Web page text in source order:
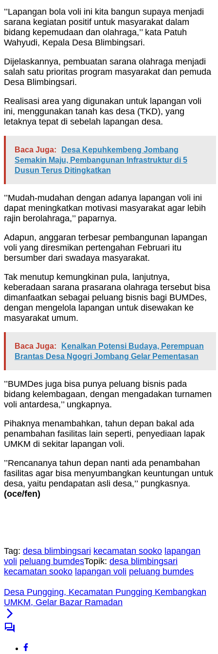
’’Lapangan bola voli ini kita bangun supaya menjadi
sarana kegiatan positif untuk masyarakat dalam
bidang kepemudaan dan olahraga,’’ kata Patuh
Wahyudi, Kepala Desa Blimbingsari.
Dijelaskannya, pembuatan sarana olahraga menjadi
salah satu prioritas program masyarakat dan pemuda
Desa Blimbingsari.
Realisasi area yang digunakan untuk lapangan voli
ini, menggunakan tanah kas desa (TKD), yang
letaknya tepat di sebelah lapangan desa.
Baca Juga:
Desa Kepuhkembeng Jombang
Semakin Maju, Pembangunan Infrastruktur di 5
Dusun Terus Ditingkatkan
’’Mudah-mudahan dengan adanya lapangan voli ini
dapat meningkatkan motivasi masyarakat agar lebih
rajin berolahraga,’’ paparnya.
Adapun, anggaran terbesar pembangunan lapangan
voli yang diresmikan pertengahan Februari itu
bersumber dari swadaya masyarakat.
Tak menutup kemungkinan pula, lanjutnya,
keberadaan sarana prasarana olahraga tersebut bisa
dimanfaatkan sebagai peluang bisnis bagi BUMDes,
dengan mengelola lapangan untuk disewakan ke
masyarakat umum.
Baca Juga:
Kenalkan Potensi Budaya, Perempuan
Brantas Desa Ngogri Jombang Gelar Pementasan
’’BUMDes juga bisa punya peluang bisnis pada
bidang kelembagaan, dengan mengadakan turnamen
voli antardesa,’’ ungkapnya.
Pihaknya menambahkan, tahun depan bakal ada
penambahan fasilitas lain seperti, penyediaan lapak
UMKM di sekitar lapangan voli.
’’Rencananya tahun depan nanti ada penambahan
fasilitas agar bisa menyumbangkan keuntungan untuk
desa, yaitu pendapatan asli desa,’’ pungkasnya.
(oce/fen)
Tag: desa blimbingsari kecamatan sooko lapangan
voli peluang bumdesTopik: desa blimbingsari
kecamatan sooko lapangan voli peluang bumdes
Desa Pungging, Kecamatan Pungging Kembangkan
UMKM, Gelar Bazar Ramadan